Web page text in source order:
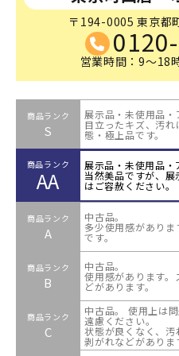
〒194-0005 東京都
営業時間：9～
商品ランク
S
展示品・未使用品・
目立ったキズ、汚
態・極上品です。
商品ランク
AA
展示品・未使用品・
当然美品ですが、
はご容赦ください。
商品ランク
A
中古品。
多少使用感があり
です。
商品ランク
B
中古品。
使用感があります。
どがあります。
商品ランク
C
中古品。 使用上は
遠慮ください。
状態が良くなく、
剥がれなどがありま